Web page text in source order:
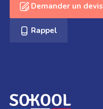
Demander un devis
Rappel